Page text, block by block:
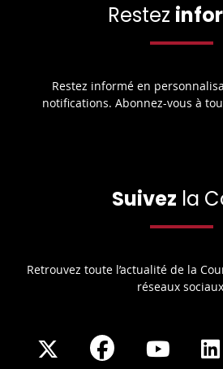
Restez
Restez informé en
notifications. Abonnez-vous à
Suivez la
Retrouvez toute l’actualité de la
réseaux
ShareShare
Share